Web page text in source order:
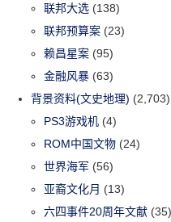
联邦大选 (138)
联邦预算案 (23)
赖昌星案 (95)
金融风暴 (63)
背景资料(文史地理) (2,703)
PS3游戏机 (4)
ROM中国文物 (24)
世界海军 (56)
亚裔文化月 (13)
六四事件20周年文献 (35)